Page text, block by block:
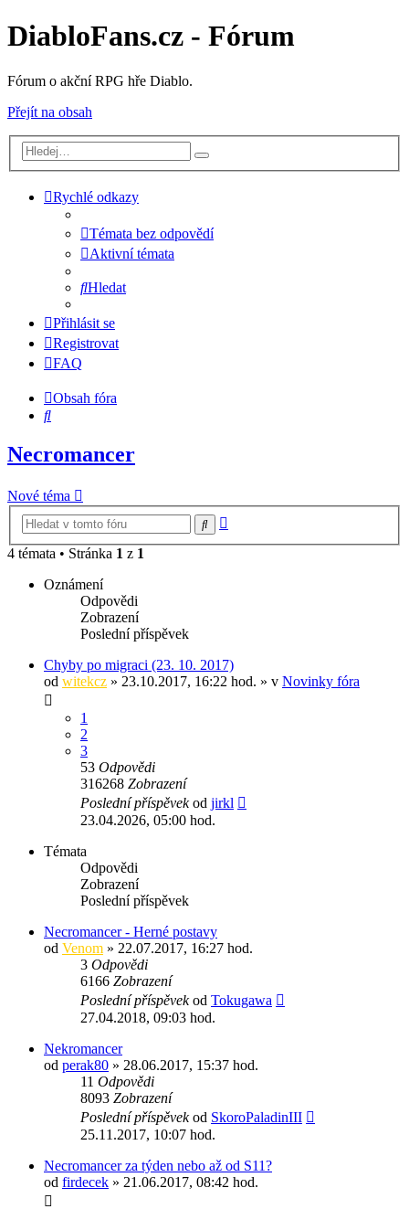
DiabloFans.cz - Fórum
Fórum o akční RPG hře Diablo.
Přejít na obsah
Rychlé odkazy
Témata bez odpovědí
Aktivní témata
Hledat
Přihlásit se
Registrovat
FAQ
Obsah fóra
Hledat
Necromancer
Nové téma
Hledat
4 témata • Stránka 1 z 1
Oznámení
Odpovědi
Zobrazení
Poslední příspěvek
Chyby po migraci (23. 10. 2017)
od witekcz » 23.10.2017, 16:22 hod. » v Novinky fóra
1
2
3
53 Odpovědi
316268 Zobrazení
Poslední příspěvekod jirkl
23.04.2026, 05:00 hod.
Témata
Odpovědi
Zobrazení
Poslední příspěvek
Necromancer - Herné postavy
od Venom » 22.07.2017, 16:27 hod.
3 Odpovědi
6166 Zobrazení
Poslední příspěvekod Tokugawa
27.04.2018, 09:03 hod.
Nekromancer
od perak80 » 28.06.2017, 15:37 hod.
11 Odpovědi
8093 Zobrazení
Poslední příspěvekod SkoroPaladinIII
25.11.2017, 10:07 hod.
Necromancer za týden nebo až od S11?
od firdecek » 21.06.2017, 08:42 hod.